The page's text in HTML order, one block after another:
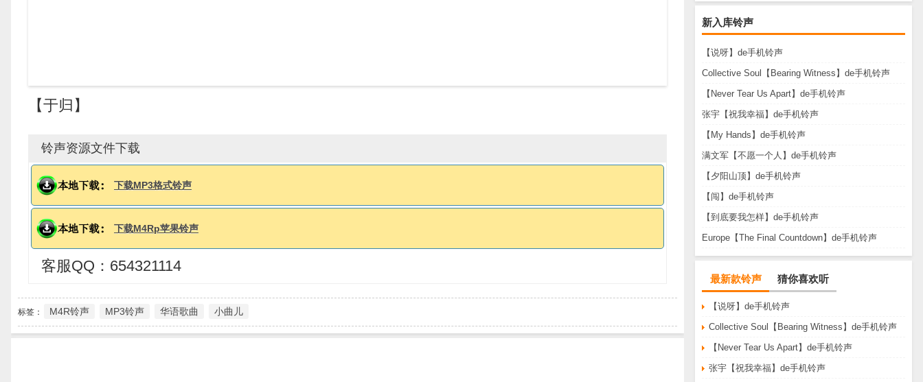
新入库铃声
【说呀】de手机铃声
Collective Soul【Bearing Witness】de手机铃声
【Never Tear Us Apart】de手机铃声
张宇【祝我幸福】de手机铃声
【My Hands】de手机铃声
满文军【不愿一个人】de手机铃声
【夕阳山顶】de手机铃声
【闯】de手机铃声
【到底要我怎样】de手机铃声
Europe【The Final Countdown】de手机铃声
最新款铃声 猜你喜欢听
【说呀】de手机铃声
Collective Soul【Bearing Witness】de手机铃声
【Never Tear Us Apart】de手机铃声
张宇【祝我幸福】de手机铃声
【于归】
铃声资源文件下载
下载MP3格式铃声
下载M4Rp苹果铃声
客服QQ：654321114
标签： M4R铃声 MP3铃声 华语歌曲 小曲儿